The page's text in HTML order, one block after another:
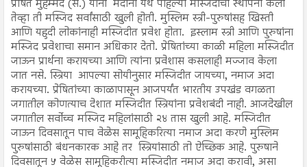
प्रेषित मुहम्मद (स.) यांनी मदीना येथे पहिल्या मस्जिदीची स्थापना केली
तेव्हा ती मस्जिद सर्वांसाठी खुली होती. मुस्लिम स्त्री-पुरुषांसह खिस्ती
आणि यहुदी लोकांनाही मस्जिदीत प्रवेश होता. इस्लाम स्त्री आणि पुरुषांना
मस्जिद प्रवेशाचा समान अधिकार देतो. प्रेषितांच्या काळी महिला मस्जिदीत
जाऊन प्रार्थना करायच्या आणि त्यांना प्रवेशास कसलाही मज्जाव केला
जात नसे. स्त्रिया आपल्या सोयीनुसार मस्जिदीत जायच्या, नमाज अदा
करायच्या. प्रेषितांच्या काळापासून आजपर्यंत भारतीय उपखंड वगळता
जगातील कोणत्याच देशात मस्जिदीत स्त्रियांना प्रवेशबंदी नाही. आजदेखील
जगातील सर्वोच्च मस्जिद महिलांसाठी २४ तास खुली आहे. मस्जिदीत
जाऊन दिवसातून पाच वेळेस सामूहिकरित्या नमाज अदा करणे मुस्लिम
पुरुषांसाठी बंधनकारक आहे तर स्त्रियांसाठी तो ऐच्छिक आहे. पुरुषाने
दिवसातून ५ वेळेस सामूहिकरीत्या मस्जिदीत नमाज अदा करावी, असा